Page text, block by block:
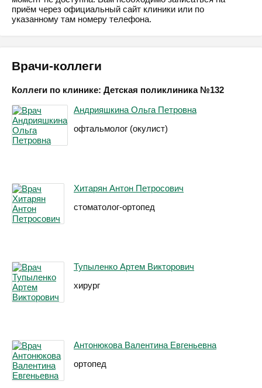
приём через официальный сайт клиники или по
указанному там номеру телефона.
Врачи-коллеги
Коллеги по клинике: Детская поликлиника №132
Андрияшкина Ольга Петровна
офтальмолог (окулист)
Хитарян Антон Петросович
стоматолог-ортопед
Тупыленко Артем Викторович
хирург
Антонюкова Валентина Евгеньевна
ортопед